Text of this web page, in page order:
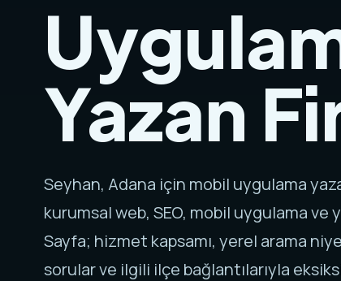
Yazan
Seyhan, Adana için mobil uygulama
kurumsal web, SEO, mobil uygulama ve
Sayfa; hizmet kapsamı, yerel arama
sorular ve ilgili ilçe bağlantılarıyla